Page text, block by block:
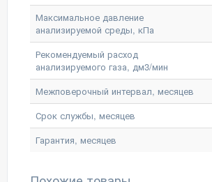
Максимальное давление
анализируемой среды, кПа
Рекомендуемый расход
анализируемого газа, дм3/мин
Межповерочный интервал, месяцев
Срок службы, месяцев
Гарантия, месяцев